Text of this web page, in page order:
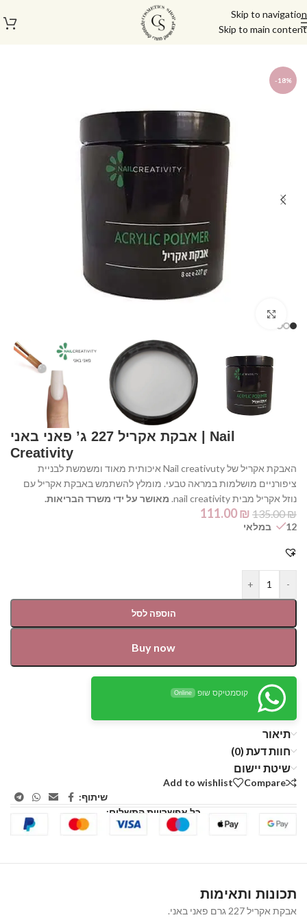
Skip to navigation
Skip to main content
עמוד הבית/מוצרי בניה וציפורניים
-18%
⁦אבקת אקריל 227 ג’ פאני באני | Nail
Creativity⁩
האבקת אקריל של Nail creativuty איכותית מאוד ומשמשת לבניית
ציפורניים מושלמות במראה טבעי. מומלץ להשתמש באבקת אקריל עם
נוזל אקריל מבית nail creativity.
מאושר על ידי משרד הבריאות.
135.00₪
111.00₪
12 במלאי
-
+
הוספה לסל
Buy now
קוסמטיקס שופ Online
תיאור
חוות דעת (0)
שיטת יישום
Compare
Add to wishlist
שיתוף:
כל אפשרויות התשלום:
תכונות ותאימות
אבקת אקריל 227 גרם פאני באני.